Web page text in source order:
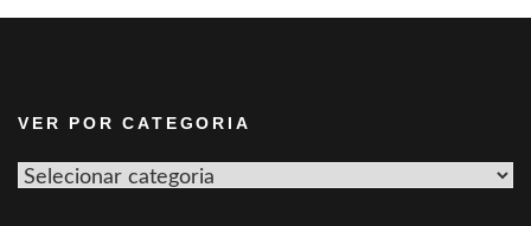
VER POR CATEGORIA
Ver